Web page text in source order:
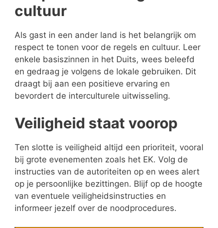
cultuur
Als gast in een ander land is het belangrijk om
respect te tonen voor de regels en cultuur. Leer
enkele basiszinnen in het Duits, wees beleefd
en gedraag je volgens de lokale gebruiken. Dit
draagt bij aan een positieve ervaring en
bevordert de interculturele uitwisseling.
Veiligheid staat voorop
Ten slotte is veiligheid altijd een prioriteit, vooral
bij grote evenementen zoals het EK. Volg de
instructies van de autoriteiten op en wees alert
op je persoonlijke bezittingen. Blijf op de hoogte
van eventuele veiligheidsinstructies en
informeer jezelf over de noodprocedures.